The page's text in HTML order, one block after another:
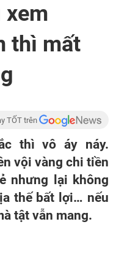
xem
thì mất
TỐT trên
thì vô áy náy.
vội vàng chi tiền
nhưng lại không
thế bất lợi… nếu
tật vẫn mang.